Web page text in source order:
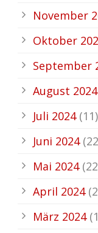
November
Oktober
September
August 2024
Juli 2024(11)
Juni 2024
Mai 2024
April 2024
März 2024